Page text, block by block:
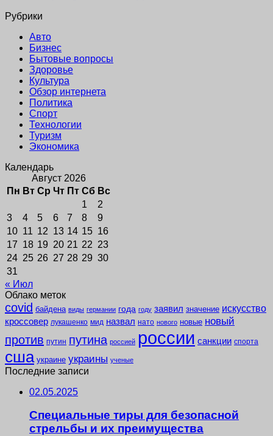
Рубрики
Авто
Бизнес
Бытовые вопросы
Здоровье
Культура
Обзор интернета
Политика
Спорт
Технологии
Туризм
Экономика
Календарь
Август 2026
Пн Вт Ср Чт Пт Сб Вс
1
2
3
4 5 6 7 8
9
10 11 12 13 14 15 16
17 18 19 20 21 22 23
24 25 26 27 28 29 30
31
« Июл
Облако меток
covid байдена виды германии года году заявил значение искусство
кроссовер лукашенко мид назвал нато нового новые новый
против путин путина россией россии санкции спорта
сша украине украины ученые
Последние записи
02.05.2025
Специальные тиры для безопасной
стрельбы и их преимущества